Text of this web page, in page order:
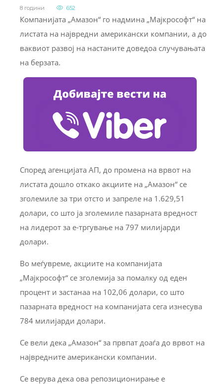
8 години 652
Компанијата „Амазон“ го надмина „Мајкрософт“ на
листата на највредни американски компании, а до
ваквиот развој на настаните доведоа случувањата
на берзата.
Според агенцијата АП, до промена на врвот на
листата дошло откако акциите на „Амазон“ се
зголемиле за три отсто и запреле на 1.629,51
долари, со што ја зголемиле пазарната вредност
на лидерот за е-тргување на 797 милијарди
долари.
Во меѓувреме, акциите на компанијата
„Мајкрософт“ се зголемија за помалку од еден
процент и застанаа на 102,06 долари, со што
пазарната вредност на компанијата сега изнесува
784 милијарди долари.
Се вели дека „Амазон“ за првпат доаѓа до врвот на
највредните американски компании.
Се верува дека ова репозиционирање е